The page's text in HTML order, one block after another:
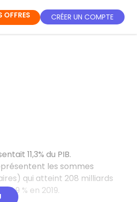
OFFRES CRÉER UN COMPTE
11,3% du PIB.
les sommes
qui atteint 208 milliards
% en 2019.